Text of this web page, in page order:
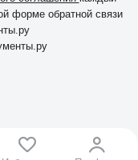
форме обратной связи